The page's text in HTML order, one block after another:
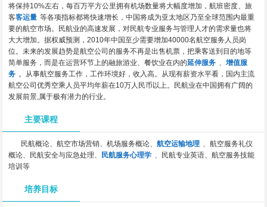
将保持10%左右，每百万平方公里拥有机场数量将大幅度增加，航班密度、旅
客客运量 等各项指标都将快速增长，中国将成为亚太地区乃至全球范围内最重
要的航空市场。民航业的高速发展，对民航专业服务与管理人才的需求量也将
大大增加。据权威预测，2010年中国至少需要增加40000名航空服务人员岗
位。未来的发展趋势是航空公司的服务不再是出售机票，把乘客送到目的地等
简单服务，而是在运营环节上的融旅游业、餐饮业在内的延伸服务 、增值服
务 。从事航空服务工作，工作环境好，收入高。从现有薪资水平看，国内主流
航空公司优秀空乘人员平均年薪在10万人民币以上。民航业在中国拥有广阔的
发展前景,属于极有潜力的行业。
主要课程
民航概论、航空市场营销、机场服务概论、航空运输地理 、航空服务礼仪
概论、民航安全与应急处理、
民航服务心理学 、民航专业英语、航空服务技能
培训等
培养目标